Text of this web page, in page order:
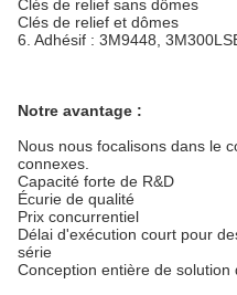
Clés de relief sans dômes
Clés de relief et dômes
6. Adhésif : 3M9448,
Notre avantage :
Nous nous focalisons dans le
connexes.
Capacité forte de R&D
Écurie de qualité
Prix concurrentiel
Délai d'exécution court pour
série
Conception entière de solution